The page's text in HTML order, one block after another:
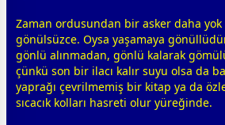
Zaman ordusundan bir asker daha
gönülsüzce. Oysa yaşamaya gönül
gönlü alınmadan, gönlü kalarak
çünkü son bir ilacı kalır suyu olsa da
yaprağı çevrilmemiş bir kitap ya da
sıcacık kolları hasreti olur yüreğinde.